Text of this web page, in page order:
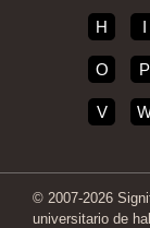
H I
O P
V
© 2007-2026
universitario de